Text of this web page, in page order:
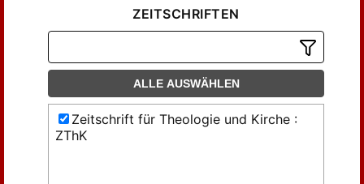
ZEITSCHRIFTEN
ALLE AUSWÄHLEN
Zeitschrift für Theologie und Kirche :
ZThK